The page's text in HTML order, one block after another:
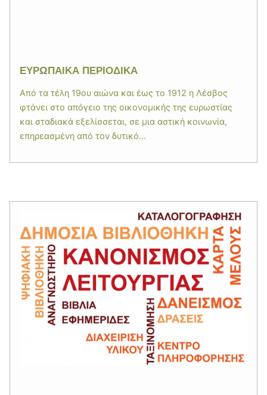
ΕΥΡΩΠΑΙΚΑ ΠΕΡΙΟΔΙΚΑ
Από τα τέλη 19ου αιώνα και έως το 1912 η Λέσβος
φτάνει στο απόγειο της οικονομικής της ευρωστίας
και σταδιακά εξελίσσεται, σε μια αστική κοινωνία,
επηρεασμένη από τον δυτικό...